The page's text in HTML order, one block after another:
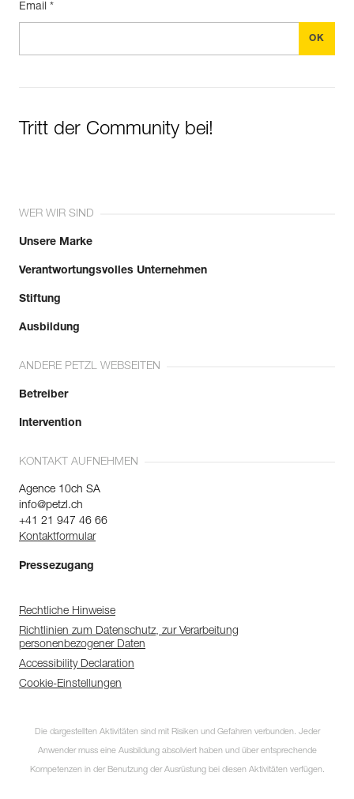
Email *
Tritt der Community bei!
WER WIR SIND
Unsere Marke
Verantwortungsvolles Unternehmen
Stiftung
Ausbildung
ANDERE PETZL WEBSEITEN
Betreiber
Intervention
KONTAKT AUFNEHMEN
Agence 10ch SA
info@petzl.ch
+41 21 947 46 66
Kontaktformular
Pressezugang
Rechtliche Hinweise
Richtlinien zum Datenschutz, zur Verarbeitung
personenbezogener Daten
Accessibility Declaration
Cookie-Einstellungen
Die dargestellten Aktivitäten sind mit Risiken und Gefahren verbunden. Jeder
Anwender muss eine Ausbildung absolviert haben und über entsprechende
Kompetenzen in der Benutzung der Ausrüstung bei diesen Aktivitäten verfügen.